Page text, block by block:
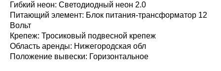
Гибкий неон: Светодиодный неон 2.0
Питающий элемент: Блок питания-трансформатор 12
Вольт
Крепеж: Тросиковый подвесной крепеж
Область аренды: Нижегородская обл
Положение вывески: Горизонтальное